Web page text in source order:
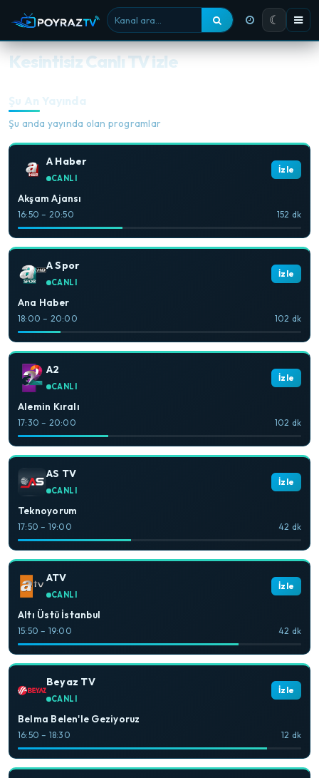
Kanal ara ☾
Kesintisiz Canlı TV izle
Şu An Yayında
Şu anda yayında olan programlar
A Haber
CANLI
İzle
Akşam Ajansı
16:50 – 20:50 152 dk
A Spor
CANLI
İzle
Ana Haber
18:00 – 20:00 102 dk
A2
CANLI
İzle
Alemin Kıralı
17:30 – 20:00 102 dk
AS TV
CANLI
İzle
Teknoyorum
17:50 – 19:00 42 dk
ATV
CANLI
İzle
Altı Üstü İstanbul
15:50 – 19:00 42 dk
Beyaz TV
CANLI
İzle
Belma Belen'le Geziyoruz
16:50 – 18:30 12 dk